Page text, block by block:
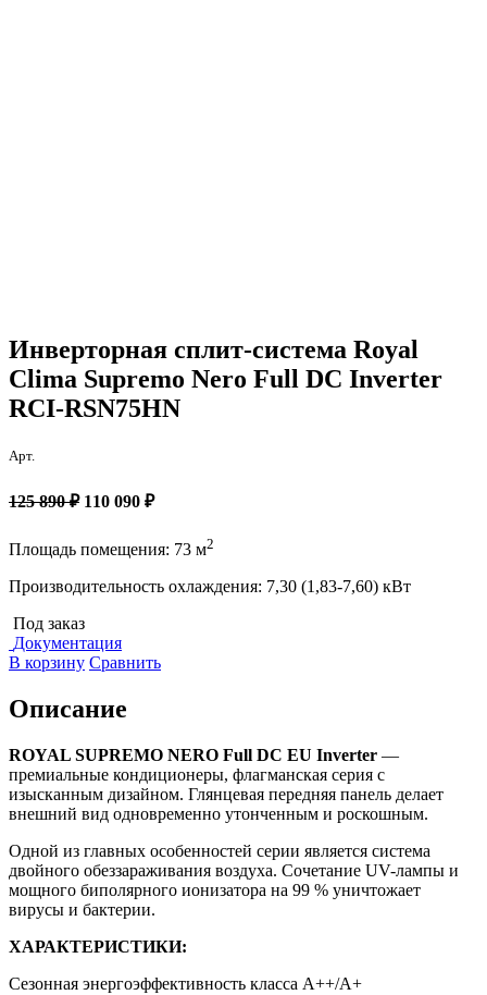
Инверторная сплит-система Royal
Clima Supremo Nero Full DC Inverter
RCI-RSN75HN
Арт.
125 890 ₽110 090 ₽
Площадь помещения: 73 м2
Производительность охлаждения: 7,30 (1,83-7,60) кВт
Под заказ
Документация
В корзину Сравнить
Описание
ROYAL SUPREMO NERO Full DC EU Inverter —
премиальные кондиционеры, флагманская серия с
изысканным дизайном. Глянцевая передняя панель делает
внешний вид одновременно утонченным и роскошным.
Одной из главных особенностей серии является система
двойного обеззараживания воздуха. Сочетание UV-лампы и
мощного биполярного ионизатора на 99 % уничтожает
вирусы и бактерии.
ХАРАКТЕРИСТИКИ:
Сезонная энергоэффективность класса А++/A+